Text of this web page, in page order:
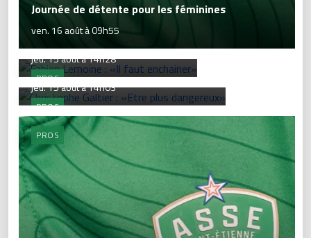
Journée de détente pour les féminines
ven. 16 août à 09h55
PROS
Fabien Lemoine : «Il faut enchainer»
jeu. 15 août à 14h28
PROS
Christophe Galtier : «Etre plus
dangereux»
jeu. 15 août à 14h03
PROS